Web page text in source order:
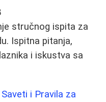
stručnog ispita za
Ispitna pitanja,
i iskustva sa
i Pravila za